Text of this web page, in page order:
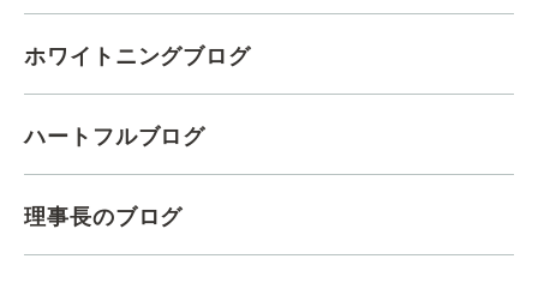
ホワイトニングブログ
ハートフルブログ
理事長のブログ